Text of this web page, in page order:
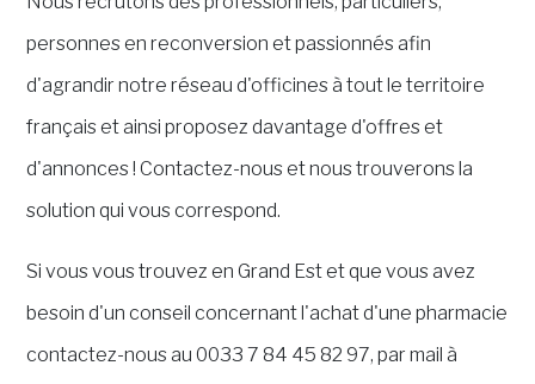
personnes en reconversion et passionnés afin
d'agrandir notre réseau d'officines à tout le territoire
français et ainsi proposez davantage d'offres et
d'annonces ! Contactez-nous et nous trouverons la
solution qui vous correspond.
Si vous vous trouvez en Grand Est et que vous avez
besoin d'un conseil concernant l'achat d'une pharmacie
contactez-nous au 0033 7 84 45 82 97, par mail à